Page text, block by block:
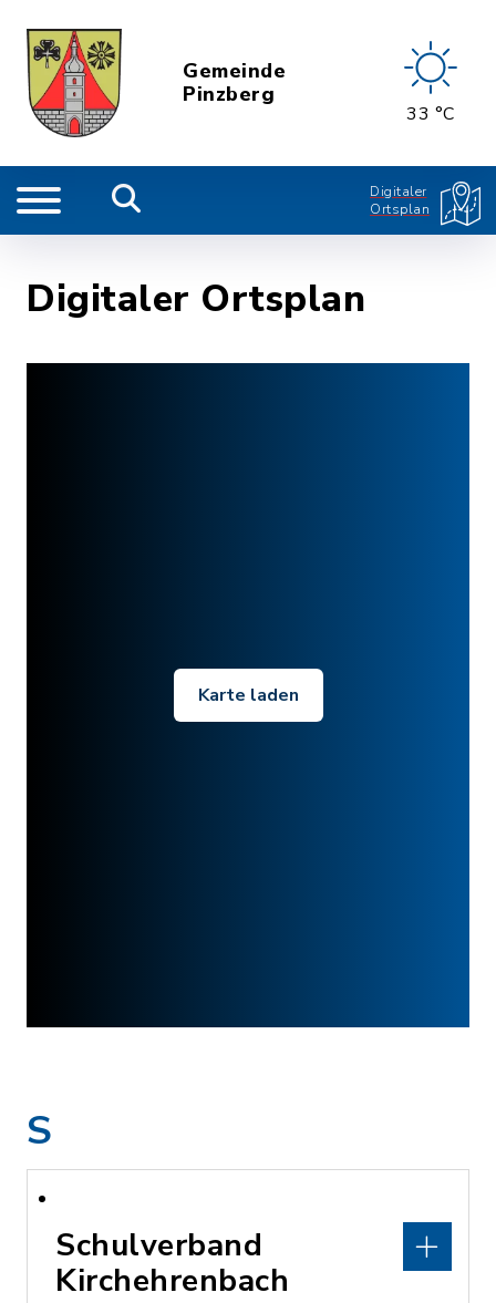
Gemeinde
Pinzberg
33 °C
Digitaler
Ortsplan
Digitaler Ortsplan
Karte laden
S
Schulverband
Kirchehrenbach